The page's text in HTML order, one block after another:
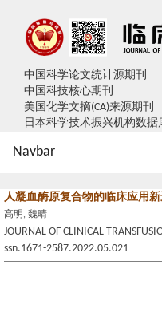
中国科学论文统计源期刊
中国科技核心期刊
美国化学文摘(CA)来源期刊
日本科学技术振兴机构数据
Navbar
人凝血酶原复合物的临床应用
高明, 魏晴
JOURNAL OF CLINICAL
ssn.1671-2587.2022.05.021